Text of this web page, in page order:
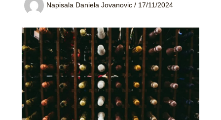
Napisala Daniela Jovanovic / 17/11/2024